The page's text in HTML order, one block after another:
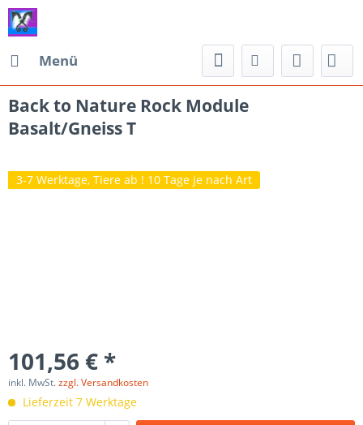
Menü
Back to Nature Rock Module
Basalt/Gneiss T
3-7 Werktage, Tiere ab ! 10 Tage je nach Art
101,56 € *
inkl. MwSt.zzgl. Versandkosten
Lieferzeit 7 Werktage